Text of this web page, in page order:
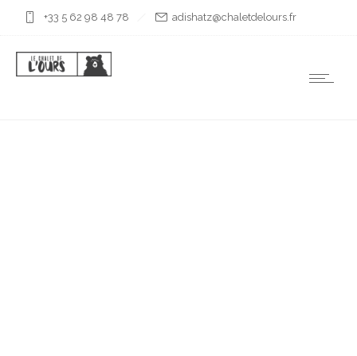
+33 5 62 98 48 78 rf.sruoledtelahc@ztahsida